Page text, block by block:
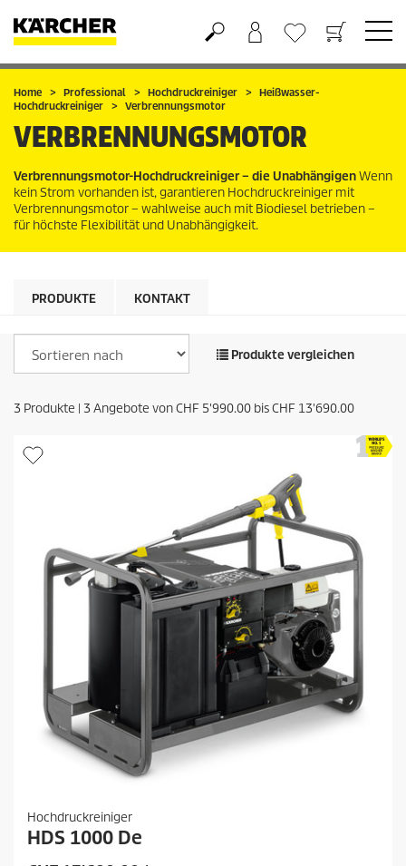
Warenkorb
Wunschliste
Home Professional Hochdruckreiniger
Heißwasser-
Hochdruckreiniger
Verbrennungsmotor
VERBRENNUNGSMOTOR
Verbrennungsmotor-Hochdruckreiniger – die UnabhängigenWenn
kein Strom vorhanden ist, garantieren Hochdruckreiniger mit
Verbrennungsmotor – wahlweise auch mit Biodiesel betrieben –
für höchste Flexibilität und Unabhängigkeit.
PRODUKTE KONTAKT
Produkte vergleichen
3 Produkte | 3 Angebote vonCHF 5'990.00 bisCHF 13'690.00
Hochdruckreiniger
HDS 1000 De